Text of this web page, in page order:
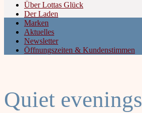
Über Lottas Glück
Der Laden
Marken
Aktuelles
Newsletter
Öffnungszeiten & Kundenstimmen
Quiet evenings